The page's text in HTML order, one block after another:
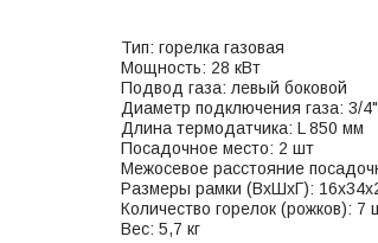
Тип: горелка газовая
Мощность: 28 кВт
Подвод газа: левый боковой
Диаметр подключения газа: 3/4"
Длина термодатчика: L 850 мм
Посадочное место: 2 шт
Межосевое расстояние
Размеры рамки (ВхШхГ):
Количество горелок (рожков): 7
Вес: 5,7 кг